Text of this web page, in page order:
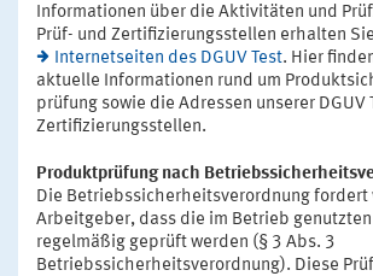
Informationen über die Aktivitäten und
Prüf- und Zertifizierungsstellen erhalten
Internetseiten des DGUV Test. Hier
aktuelle Informationen rund um
prüfung sowie die Adressen unserer DGUV
Zertifizierungsstellen.
Produktprüfung nach
Die Betriebssicherheitsverordnung fordert
Arbeitgeber, dass die im Betrieb
regelmäßig geprüft werden (§ 3 Abs. 3
Betriebssicherheitsverordnung). Diese